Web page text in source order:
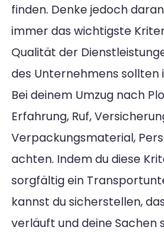
finden. Denke jedoch
immer das wichtigste
Qualität der
des Unternehmens
Bei deinem Umzug nach
Erfahrung, Ruf,
Verpackungsmaterial,
achten. Indem du diese
sorgfältig ein
kannst du sicherstellen,
verläuft und deine Sachen